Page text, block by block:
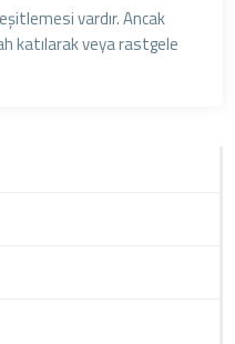
vardır. Ancak
katılarak veya rastgele